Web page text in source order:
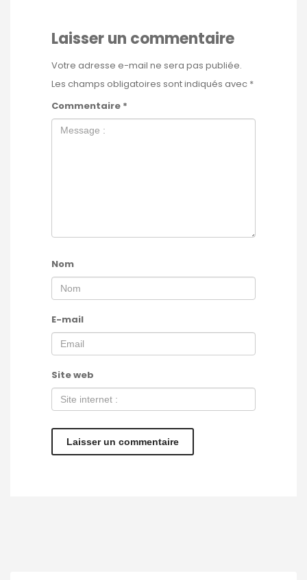
Laisser un commentaire
Votre adresse e-mail ne sera pas publiée.
Les champs obligatoires sont indiqués avec *
Commentaire *
Nom
E-mail
Site web